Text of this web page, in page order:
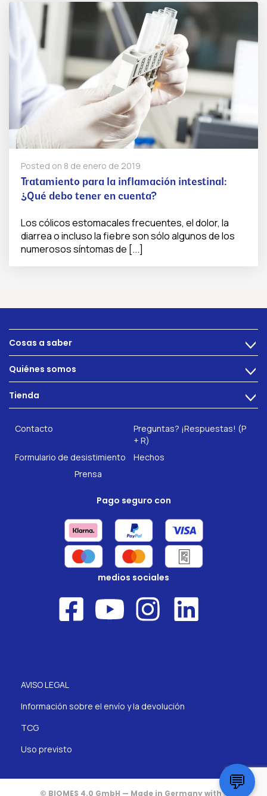
Posted on 8 de enero de 2019
Tratamiento para la inflamación intestinal:
¿Qué debo tener en cuenta?
Los cólicos estomacales frecuentes, el dolor, la
diarrea o incluso la fiebre son sólo algunos de los
numerosos síntomas de [...]
Cosas a saber >
Alimentacion
Problemas intestinales
Salud intestinal
Quiénes somos >
Tecnología
Tienda >
INTEST.pro
Nuestros complementos alimenticios
Contacto
Preguntas? ¡Respuestas! (P
+ R)
Formulario de desistimiento
Hechos
Prensa
Pago seguro con
medios sociales
AVISO LEGAL
Información sobre el envío y la devolución
TCG
Uso previsto
© BIOMES 4.0 GmbH — Made in Germany with ♥ 💬